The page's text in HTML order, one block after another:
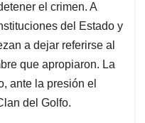
el crimen. A
del Estado y
a dejar referirse al
que apropiaron. La
ante la presión el
del Golfo.